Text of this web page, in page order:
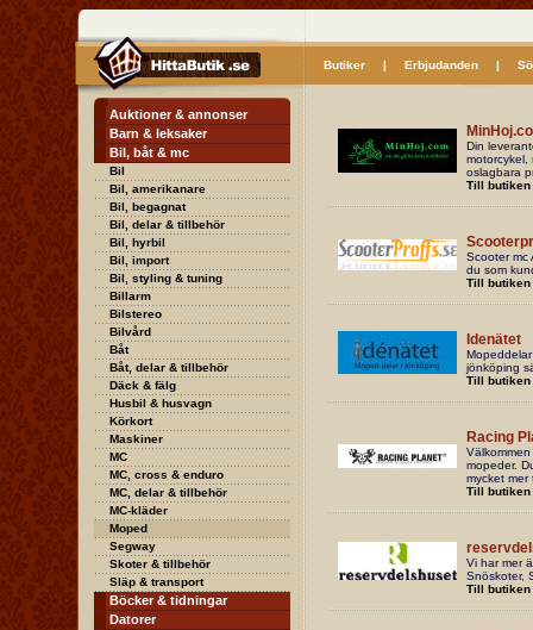
Butiker| Erbjudanden|
Auktioner & annonser
Barn & leksaker
Bil, båt & mc
Bil
Bil, amerikanare
Bil, begagnat
Bil, delar & tillbehör
Bil, hyrbil
Bil, import
Bil, styling & tuning
Billarm
Bilstereo
Bilvård
Båt
Båt, delar & tillbehör
Däck & fälg
Husbil & husvagn
Körkort
Maskiner
MC
MC, cross & enduro
MC, delar & tillbehör
MC-kläder
Moped
Segway
Skoter & tillbehör
Släp & transport
Böcker & tidningar
Datorer
Din
motorcykel,
oslagbara
Till butiken
Scooter mc
du som
Till butiken
Idenätet
jönköping
Till butiken
Racing
mopeder.
mycket mer
Till butiken
Vi har mer
Snöskoter,
Till butiken